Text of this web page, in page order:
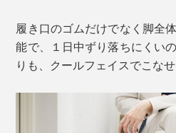
履き口のゴムだけでなく脚全
能で、１日中ずり落ちにくい
りも、クールフェイスでこなせ